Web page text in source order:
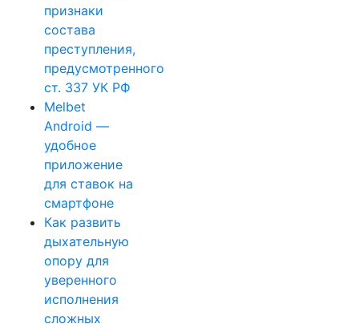
признаки
состава
преступления,
предусмотренного
ст. 337 УК РФ
Melbet
Android —
удобное
приложение
для ставок на
смартфоне
Как развить
дыхательную
опору для
уверенного
исполнения
сложных